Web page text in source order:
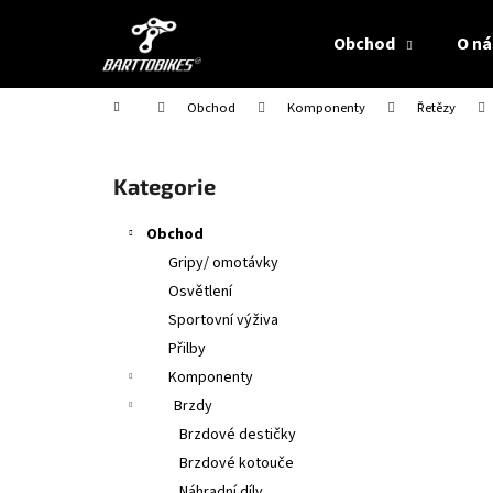
Obchod O
Domů Obchod Komponenty Řetězy
Přeskočit
kategorie
Kategorie
Obchod
Gripy/ omotávky
Osvětlení
Sportovní výživa
Přilby
Komponenty
Brzdy
Brzdové destičky
Brzdové kotouče
í
Zpět
do
Zpět
do